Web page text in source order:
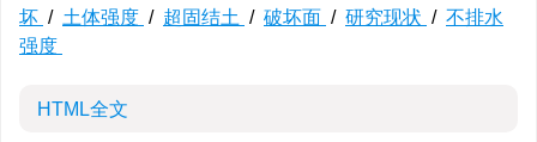
坏 / 土体强度 / 超固结土 / 破坏面 / 研究现状 / 不排水
强度
HTML全文